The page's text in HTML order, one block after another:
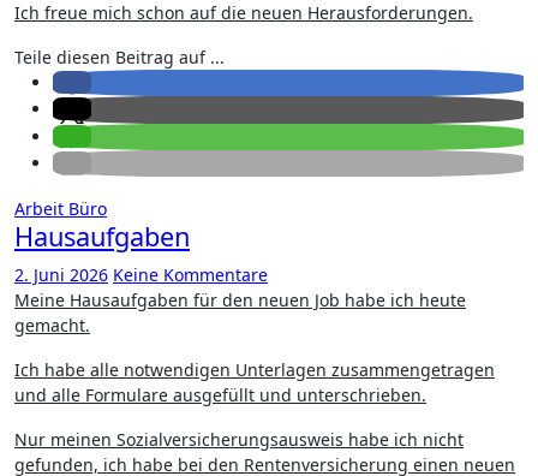
Ich freue mich schon auf die neuen Herausforderungen.
Teile diesen Beitrag auf ...
Arbeit Büro
Hausaufgaben
2. Juni 2026 Keine Kommentare
Meine Hausaufgaben für den neuen Job habe ich heute
gemacht.
Ich habe alle notwendigen Unterlagen zusammengetragen
und alle Formulare ausgefüllt und unterschrieben.
Nur meinen Sozialversicherungsausweis habe ich nicht
gefunden, ich habe bei den Rentenversicherung einen neuen